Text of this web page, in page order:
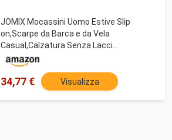
JOMIX Mocassini Uomo Estive Slip
on,Scarpe da Barca e da Vela
Casual,Calzatura Senza Lacci
Sportive,Suola Eva Antiscivolo con
Supporto Plantare per Uso
Quotidiano,Beige,43 EU
34,77 € Visualizza